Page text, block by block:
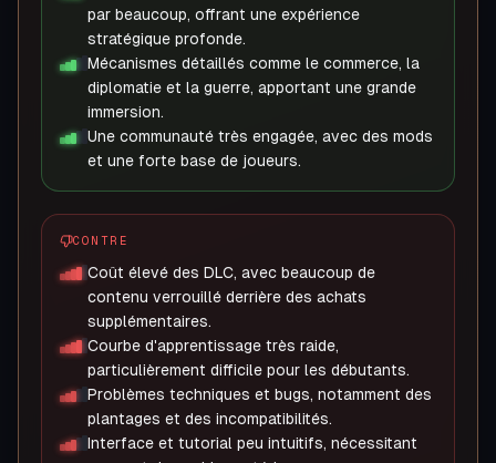
par beaucoup, offrant une expérience
stratégique profonde.
Mécanismes détaillés comme le commerce, la
diplomatie et la guerre, apportant une grande
immersion.
Une communauté très engagée, avec des mods
et une forte base de joueurs.
CONTRE
Coût élevé des DLC, avec beaucoup de
contenu verrouillé derrière des achats
supplémentaires.
Courbe d'apprentissage très raide,
particulièrement difficile pour les débutants.
Problèmes techniques et bugs, notamment des
plantages et des incompatibilités.
Interface et tutorial peu intuitifs, nécessitant